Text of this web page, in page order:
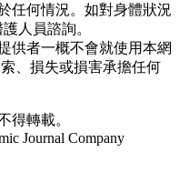
任何情況。如對身體狀況
人員諮詢。
供者一概不會就使用本網
、損失或損害承擔任何
得轉載。
Journal Company